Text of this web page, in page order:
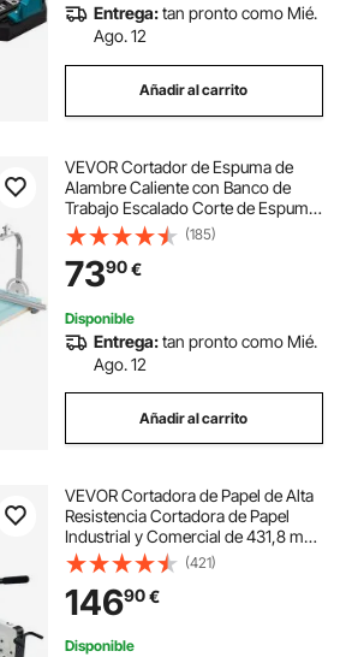
Entrega:tan pronto como Mié.
Ago. 12
Añadir al carrito
VEVOR Cortador de Espuma de
Alambre Caliente con Banco de
Trabajo Escalado Corte de Espuma
Cortador de espuma Grabado
Pluma Cortador de alambre caliente
Espuma Poliestireno Corte térmico
10-240 V
(185)
7390€
Disponible
Entrega:tan pronto como Mié.
Ago. 12
Añadir al carrito
VEVOR Cortadora de Papel de Alta
Resistencia Cortadora de Papel
Industrial y Comercial de 431,8 mm
para Papel A3, Capacidad para 400
Hojas Cortadora de Papel Apilado
para Oficina, Escuela, Blanco
(421)
14690€
Disponible